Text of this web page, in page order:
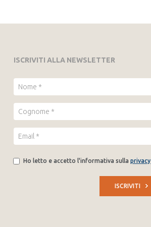
ISCRIVITI ALLA NEWSLETTER
Ho letto e accetto l'informativa sulla privacy
ISCRIVITI